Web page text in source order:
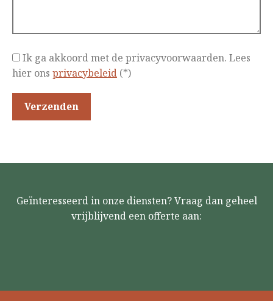
Ik ga akkoord met de privacyvoorwaarden. Lees
hier ons privacybeleid (*)
Geïnteresseerd in onze diensten? Vraag dan geheel
vrijblijvend een offerte aan: